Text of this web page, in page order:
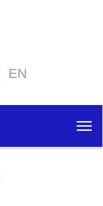
EN